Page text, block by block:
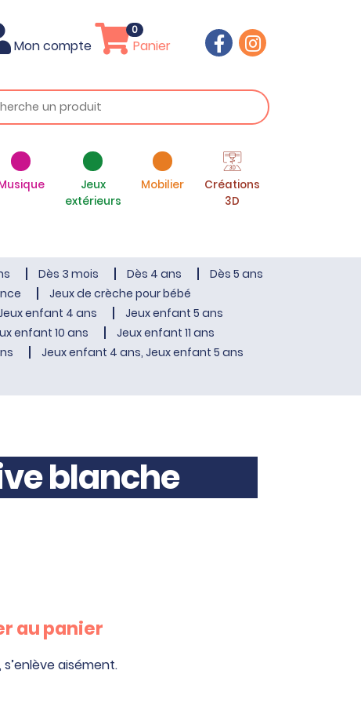
Mon compte Panier
0
Jeux
extérieurs
Mobilier
Créations
3D
Dès 3 mois Dès 4 ans
Dès 5 ans
Jeux de crèche pour bébé
enfant 4 ans
Jeux enfant 5 ans
enfant 10 ans
Jeux enfant 11 ans
Jeux enfant 4 ans, Jeux enfant 5 ans
blanche
au panier
aisément.